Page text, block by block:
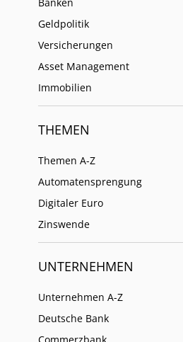
Geldpolitik
Versicherungen
Asset Management
Immobilien
THEMEN
Themen A-Z
Automatensprengung
Digitaler Euro
Zinswende
UNTERNEHMEN
Unternehmen A-Z
Deutsche Bank